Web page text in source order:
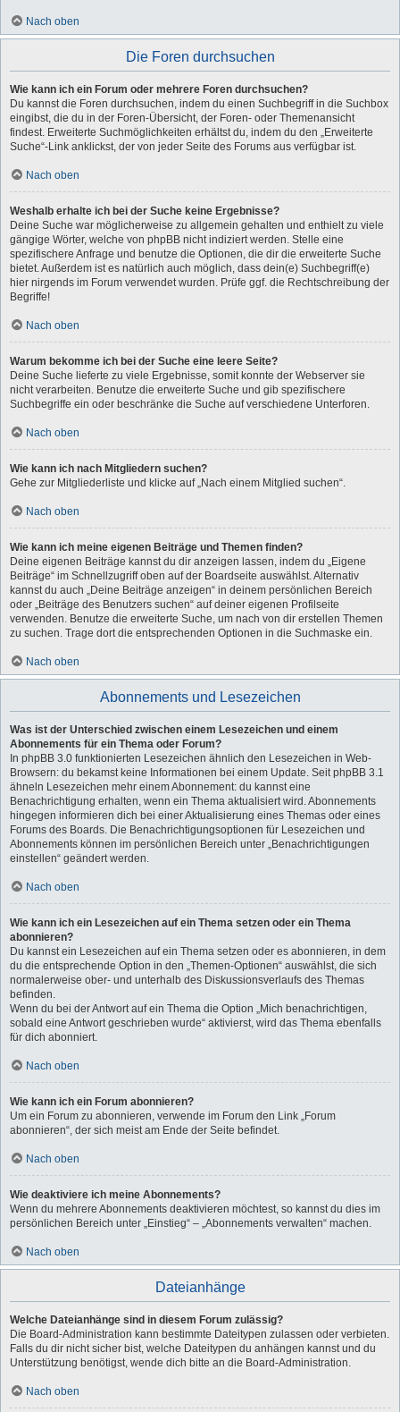
Nach oben
Die Foren durchsuchen
Wie kann ich ein Forum oder mehrere Foren durchsuchen?
Du kannst die Foren durchsuchen, indem du einen Suchbegriff in die Suchbox
eingibst, die du in der Foren-Übersicht, der Foren- oder Themenansicht
findest. Erweiterte Suchmöglichkeiten erhältst du, indem du den „Erweiterte
Suche“-Link anklickst, der von jeder Seite des Forums aus verfügbar ist.
Nach oben
Weshalb erhalte ich bei der Suche keine Ergebnisse?
Deine Suche war möglicherweise zu allgemein gehalten und enthielt zu viele
gängige Wörter, welche von phpBB nicht indiziert werden. Stelle eine
spezifischere Anfrage und benutze die Optionen, die dir die erweiterte Suche
bietet. Außerdem ist es natürlich auch möglich, dass dein(e) Suchbegriff(e)
hier nirgends im Forum verwendet wurden. Prüfe ggf. die Rechtschreibung der
Begriffe!
Nach oben
Warum bekomme ich bei der Suche eine leere Seite?
Deine Suche lieferte zu viele Ergebnisse, somit konnte der Webserver sie
nicht verarbeiten. Benutze die erweiterte Suche und gib spezifischere
Suchbegriffe ein oder beschränke die Suche auf verschiedene Unterforen.
Nach oben
Wie kann ich nach Mitgliedern suchen?
Gehe zur Mitgliederliste und klicke auf „Nach einem Mitglied suchen“.
Nach oben
Wie kann ich meine eigenen Beiträge und Themen finden?
Deine eigenen Beiträge kannst du dir anzeigen lassen, indem du „Eigene
Beiträge“ im Schnellzugriff oben auf der Boardseite auswählst. Alternativ
kannst du auch „Deine Beiträge anzeigen“ in deinem persönlichen Bereich
oder „Beiträge des Benutzers suchen“ auf deiner eigenen Profilseite
verwenden. Benutze die erweiterte Suche, um nach von dir erstellen Themen
zu suchen. Trage dort die entsprechenden Optionen in die Suchmaske ein.
Nach oben
Abonnements und Lesezeichen
Was ist der Unterschied zwischen einem Lesezeichen und einem
Abonnements für ein Thema oder Forum?
In phpBB 3.0 funktionierten Lesezeichen ähnlich den Lesezeichen in Web-
Browsern: du bekamst keine Informationen bei einem Update. Seit phpBB 3.1
ähneln Lesezeichen mehr einem Abonnement: du kannst eine
Benachrichtigung erhalten, wenn ein Thema aktualisiert wird. Abonnements
hingegen informieren dich bei einer Aktualisierung eines Themas oder eines
Forums des Boards. Die Benachrichtigungsoptionen für Lesezeichen und
Abonnements können im persönlichen Bereich unter „Benachrichtigungen
einstellen“ geändert werden.
Nach oben
Wie kann ich ein Lesezeichen auf ein Thema setzen oder ein Thema
abonnieren?
Du kannst ein Lesezeichen auf ein Thema setzen oder es abonnieren, in dem
du die entsprechende Option in den „Themen-Optionen“ auswählst, die sich
normalerweise ober- und unterhalb des Diskussionsverlaufs des Themas
befinden.
Wenn du bei der Antwort auf ein Thema die Option „Mich benachrichtigen,
sobald eine Antwort geschrieben wurde“ aktivierst, wird das Thema ebenfalls
für dich abonniert.
Nach oben
Wie kann ich ein Forum abonnieren?
Um ein Forum zu abonnieren, verwende im Forum den Link „Forum
abonnieren“, der sich meist am Ende der Seite befindet.
Nach oben
Wie deaktiviere ich meine Abonnements?
Wenn du mehrere Abonnements deaktivieren möchtest, so kannst du dies im
persönlichen Bereich unter „Einstieg“ – „Abonnements verwalten“ machen.
Nach oben
Dateianhänge
Welche Dateianhänge sind in diesem Forum zulässig?
Die Board-Administration kann bestimmte Dateitypen zulassen oder verbieten.
Falls du dir nicht sicher bist, welche Dateitypen du anhängen kannst und du
Unterstützung benötigst, wende dich bitte an die Board-Administration.
Nach oben